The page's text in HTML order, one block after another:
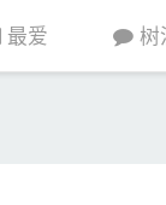
最爱 树